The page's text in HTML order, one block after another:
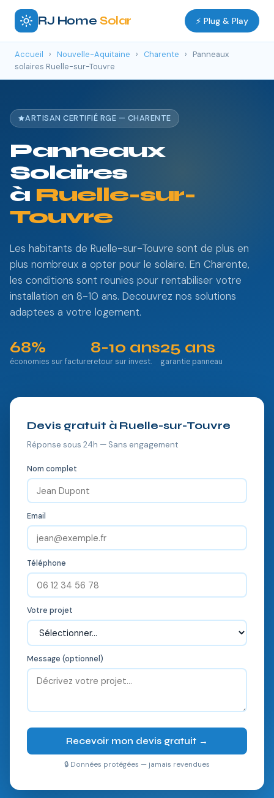
RJ Home Solar ⚡ Plug & Play
Accueil › Nouvelle-Aquitaine › Charente ›
Panneaux
solaires Ruelle-sur-Touvre
ARTISAN CERTIFIÉ RGE — CHARENTE
Panneaux
Solaires
à Ruelle-sur-
Touvre
Les habitants de Ruelle-sur-Touvre sont de plus en
plus nombreux a opter pour le solaire. En Charente,
les conditions sont reunies pour rentabiliser votre
installation en 8-10 ans. Decouvrez nos solutions
adaptees a votre logement.
68%
économies sur facture
8-10 ans
retour sur invest.
25 ans
garantie panneau
Devis gratuit à Ruelle-sur-Touvre
Réponse sous 24h — Sans engagement
Nom complet
Email
Téléphone
Votre projet
Message (optionnel)
Recevoir mon devis gratuit →
🔒 Données protégées — jamais revendues